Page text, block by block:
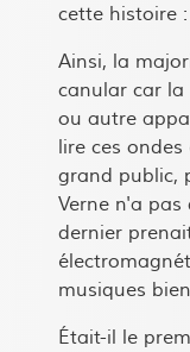
cette histoire
Ainsi, la
canular car
ou autre
lire ces
grand public,
Verne n'a pas
dernier
musiques
Était-il le